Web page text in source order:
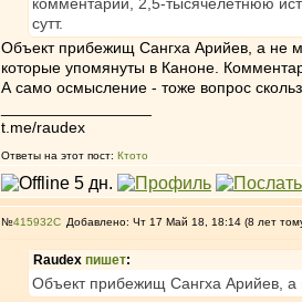
сутт.
Объект прибежищ Сангха Арийев, а не
которые упомянуты в Каноне.
А само осмысление - тоже вопрос
t.me/raudex
Ответы на этот пост: Ктото
№415932 Добавлено: Чт 17 Май 18, 18:14 (8 лет
Raudex пишет:
Объект прибежищ Сангха Арийев, а